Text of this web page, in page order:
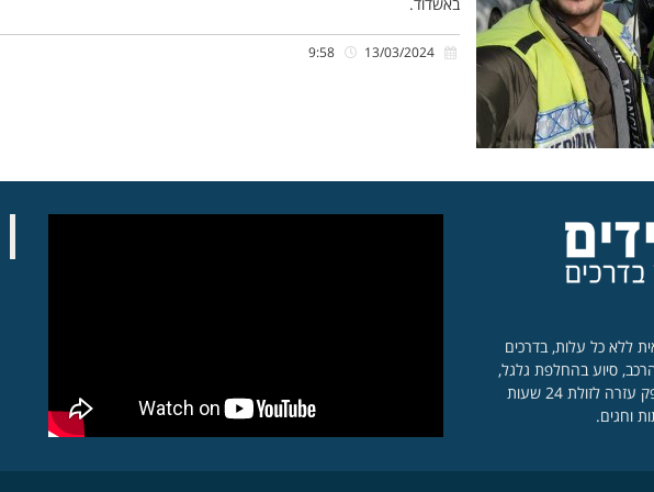
ללא כל עלות, בדרכים
סיוע בהחלפת גלגל,
פתיחת רכב שננעל ועוד. הארגון מספק עזרה לזולת 24 שעות
וחגים.